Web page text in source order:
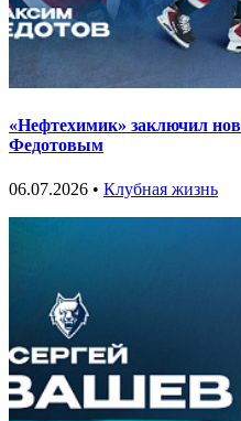
«Нефтехимик» заключил
Федотовым
06.07.2026 • Клубная жизнь